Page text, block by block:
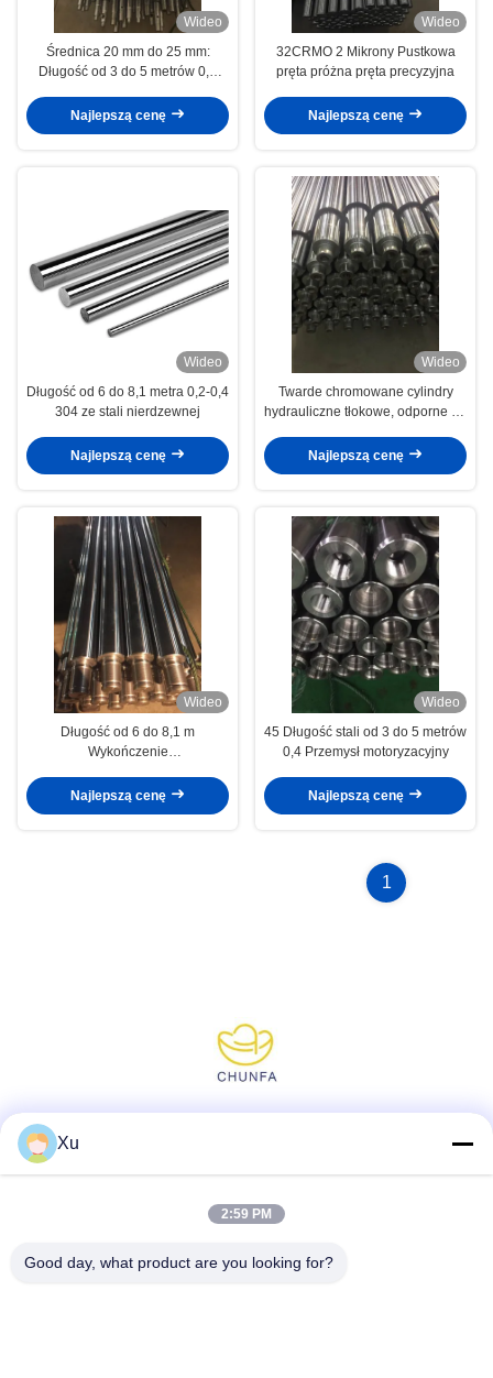
Wideo
Średnica 20 mm do 25 mm:
Długość od 3 do 5 metrów 0,4
Najlepszą cenę
Wideo
32CRMO 2 Mikrony Pustkowa
pręta próżna pręta precyzyjna
Najlepszą cenę
Wideo
Długość od 6 do 8,1 metra 0,2-0,4
304 ze stali nierdzewnej
Najlepszą cenę
Wideo
Twarde chromowane cylindry
hydrauliczne tłokowe, odporne na
Najlepszą cenę
Wideo
Długość od 6 do 8,1 m
Wykończenie
Hollow Piston Rod Textile/Brush
Machinery
Najlepszą cenę
Wideo
45 Długość stali od 3 do 5 metrów
0,4 Przemysł motoryzacyjny
Najlepszą cenę
1
Xu
2:59 PM
Good day, what product are you looking for?